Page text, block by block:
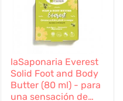
laSaponaria Everest
Solid Foot and Body
Butter (80 ml) - para
una sensación de